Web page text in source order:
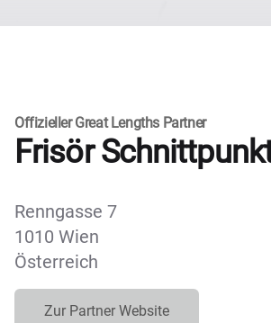
Offizieller Great Lengths Partner
Frisör
Renngasse 7
1010 Wien
Österreich
Zur Partner Website